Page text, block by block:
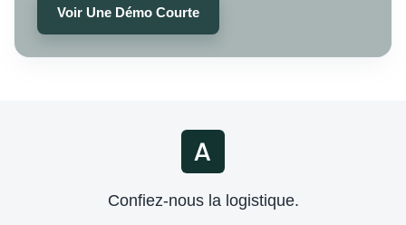
Voir Une Démo Courte
Confiez-nous la logistique.